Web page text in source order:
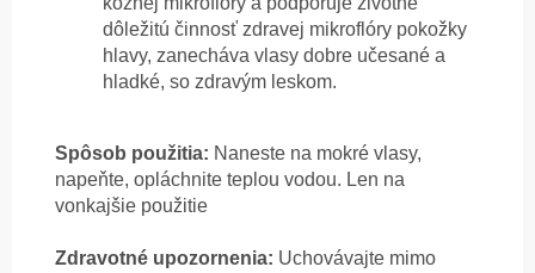
dôležitú činnosť zdravej mikroflóry pokožky
hlavy, zanecháva vlasy dobre učesané a
hladké, so zdravým leskom.
Spôsob použitia: Naneste na mokré vlasy,
napeňte, opláchnite teplou vodou. Len na
vonkajšie použitie
Zdravotné upozornenia: Uchovávajte mimo